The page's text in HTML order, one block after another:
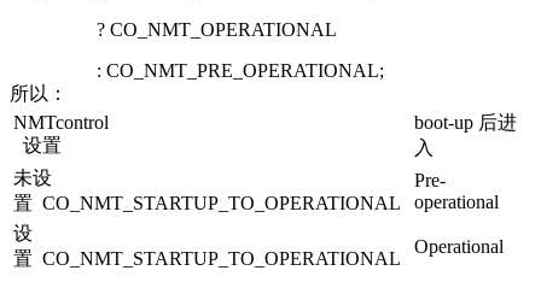
? CO_NMT_OPERATIONAL
: CO_NMT_PRE_OPERATIONAL;
所以：
NMTcontrol
设置
boot-up 后进
入
未设
置 CO_NMT_STARTUP_TO_OPERATIONAL
Pre-
operational
设
置 CO_NMT_STARTUP_TO_OPERATIONAL
Operational